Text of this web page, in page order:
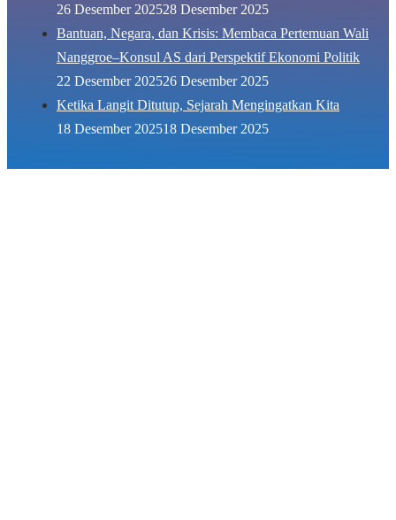
26 Desember 202528 Desember 2025
Bantuan, Negara, dan Krisis: Membaca Pertemuan Wali
Nanggroe–Konsul AS dari Perspektif Ekonomi Politik
22 Desember 202526 Desember 2025
Ketika Langit Ditutup, Sejarah Mengingatkan Kita
18 Desember 202518 Desember 2025